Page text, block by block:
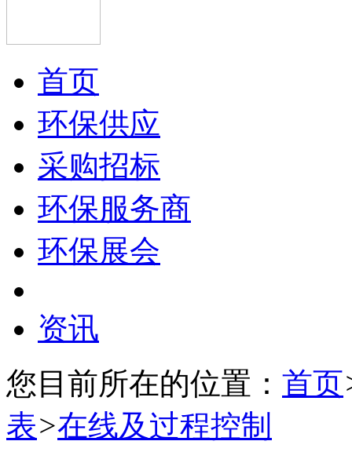
首页
环保供应
采购招标
环保服务商
环保展会
资讯
您目前所在的位置： 首页
表>在线及过程控制